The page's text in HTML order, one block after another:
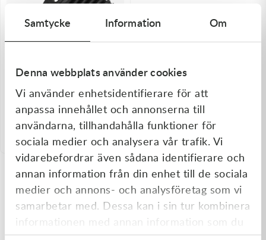
Samtycke Information Om
Denna webbplats använder cookies
Vi använder enhetsidentifierare för att
anpassa innehållet och annonserna till
användarna, tillhandahålla funktioner för
sociala medier och analysera vår trafik. Vi
vidarebefordrar även sådana identifierare och
annan information från din enhet till de sociala
medier och annons- och analysföretag som vi
samarbetar med. Dessa kan i sin tur kombinera
informationen med annan information som du
Skydd
Fjädring
Lagersatser
Motordelar & Filter
Plast
Styren & Reglage
Mopedslang
Slang
Tubliss
Kylarvätska
Oljepaket
Tvätt & Rengöring
Växellådsolja
Övriga Kemprodukter
Chassidelar
Eldelar
Hytter & Flaklock
Karossdelar & Tillbehör
Kyl- & värmesystemdelar
Motordelar
Trail
Zeta
ZETA Adventure Fotpinnar
Ténéré 700 20- Svart
2 095,00 kr
I lager